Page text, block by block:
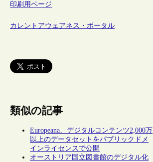
印刷用ページ
カレントアウェアネス・ポータル
類似の記事
Europeana、デジタルコンテンツ2,000万
以上のデータセットをパブリックドメ
インライセンスで公開
オーストリア国立図書館のデジタル化